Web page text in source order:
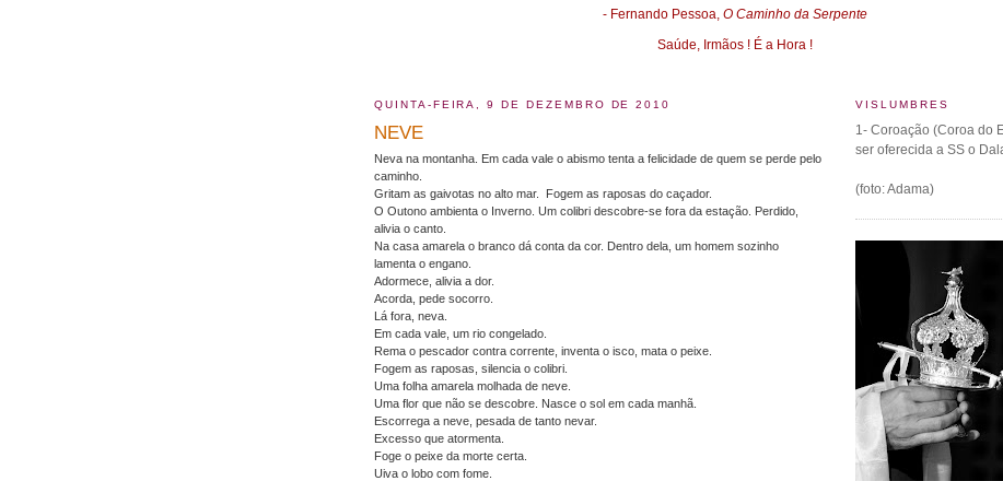
- Fernando Pessoa, O Caminho da Serpente
Saúde, Irmãos ! É a Hora !
QUINTA-FEIRA, 9 DE DEZEMBRO DE 2010
NEVE
Neva na montanha. Em cada vale o abismo tenta a felicidade de quem se perde pelo
caminho.
Gritam as gaivotas no alto mar. Fogem as raposas do caçador.
O Outono ambienta o Inverno. Um colibri descobre-se fora da estação. Perdido,
alivia o canto.
Na casa amarela o branco dá conta da cor. Dentro dela, um homem sozinho
lamenta o engano.
Adormece, alivia a dor.
Acorda, pede socorro.
Lá fora, neva.
Em cada vale, um rio congelado.
Rema o pescador contra corrente, inventa o isco, mata o peixe.
Fogem as raposas, silencia o colibri.
Uma folha amarela molhada de neve.
Uma flor que não se descobre. Nasce o sol em cada manhã.
Escorrega a neve, pesada de tanto nevar.
Excesso que atormenta.
Foge o peixe da morte certa.
Uiva o lobo com fome.
VISLUMBRES
1- Coroação (Coroa do
ser oferecida a SS o
(foto: Adama)